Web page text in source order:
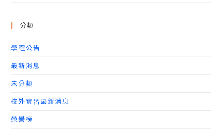
分類
學程公告
最新消息
未分類
校外實習最新消息
榮譽榜